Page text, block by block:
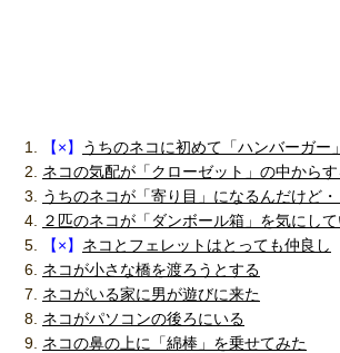
【×】
うちのネコに初めて「ハンバーガー
ネコの気配が「クローゼット」の中からす
うちのネコが「寄り目」になるんだけど・
２匹のネコが「ダンボール箱」を気にし
【×】 ネコとフェレットはとっても仲良し
ネコが小さな橋を渡ろうとする
ネコがいる家に男が遊びに来た
ネコがパソコンの後ろにいる
ネコの鼻の上に「綿棒」を乗せてみた